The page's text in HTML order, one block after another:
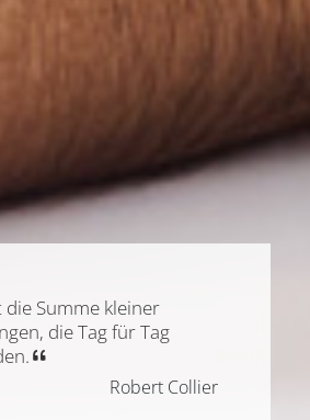
die Summe kleiner
die Tag für Tag
Robert Collier